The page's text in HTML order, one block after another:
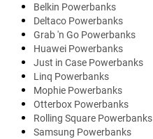
Belkin Powerbanks
Deltaco Powerbanks
Grab 'n Go Powerbanks
Huawei Powerbanks
Just in Case Powerbanks
Linq Powerbanks
Mophie Powerbanks
Otterbox Powerbanks
Rolling Square Powerbanks
Samsung Powerbanks